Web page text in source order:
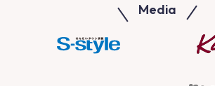
Media